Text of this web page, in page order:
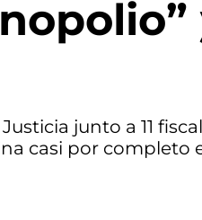
junto a 11
casi por completo